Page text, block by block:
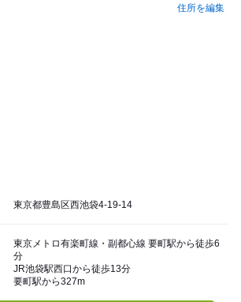
住所を編集
東京都豊島区西池袋4-19-14
東京メトロ有楽町線・副都心線 要町駅から徒歩6
分
JR池袋駅西口から徒歩13分
要町駅から327m